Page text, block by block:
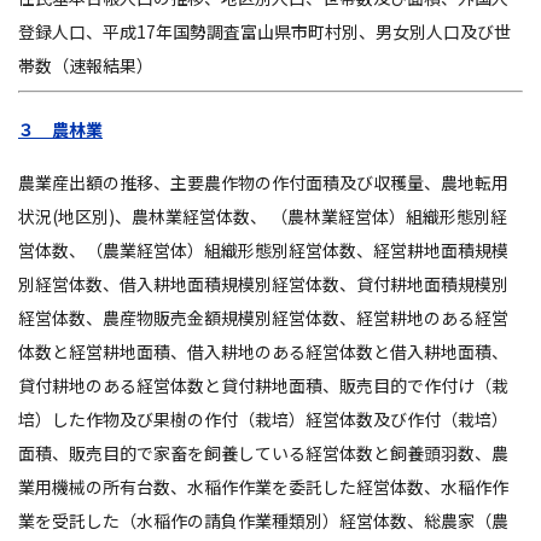
登録人口、平成17年国勢調査富山県市町村別、男女別人口及び世
帯数（速報結果）
３ 農林業
農業産出額の推移、主要農作物の作付面積及び収穫量、農地転用
状況(地区別)、農林業経営体数、 （農林業経営体）組織形態別経
営体数、（農業経営体）組織形態別経営体数、経営耕地面積規模
別経営体数、借入耕地面積規模別経営体数、貸付耕地面積規模別
経営体数、農産物販売金額規模別経営体数、経営耕地のある経営
体数と経営耕地面積、借入耕地のある経営体数と借入耕地面積、
貸付耕地のある経営体数と貸付耕地面積、販売目的で作付け（栽
培）した作物及び果樹の作付（栽培）経営体数及び作付（栽培）
面積、販売目的で家畜を飼養している経営体数と飼養頭羽数、農
業用機械の所有台数、水稲作作業を委託した経営体数、水稲作作
業を受託した（水稲作の請負作業種類別）経営体数、総農家（農